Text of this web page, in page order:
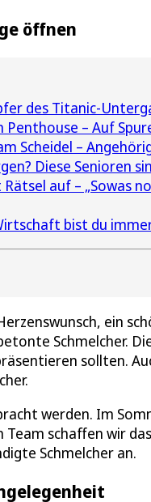
öffnen
des Titanic-
Penthouse – Auf
Scheidel –
Diese Senioren
auf – „Sowas
bist du
ein
Schmelcher.
sollten.
werden. Im
schaffen wir
Schmelcher an.